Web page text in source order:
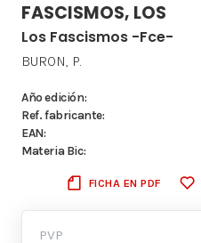
FASCISMOS, LOS
Los Fascismos -Fce-
BURON, P.
Año edición:
Ref. fabricante:
EAN:
Materia Bic:
FICHA EN PDF
PVP